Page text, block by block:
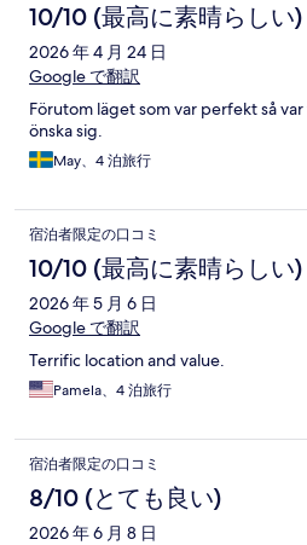
10/10 (最高に素晴らしい)
2026 年 4 月 24 日
Google で翻訳
Förutom läget som var perfekt så
önska sig.
May、4 泊旅行
宿泊者限定の口コミ
10/10 (最高に素晴らしい)
2026 年 5 月 6 日
Google で翻訳
Terrific location and value.
Pamela、4 泊旅行
宿泊者限定の口コミ
8/10 (とても良い)
2026 年 6 月 8 日